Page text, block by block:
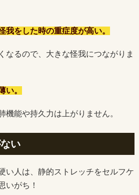
をした時の重症度が高い。
なるので、大きな怪我につながりま
い。
機能や持久力は上がりません。
い
い人は、静的ストレッチをセルフケ
いがち！